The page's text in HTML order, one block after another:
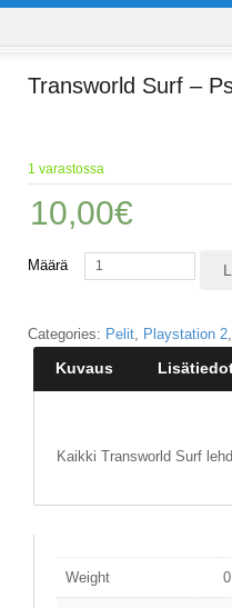
Transworld Surf –
1 varastossa
10,00€
Määrä
Categories: Pelit, Playstation 2
Kuvaus
Kaikki Transworld Surf
Weight